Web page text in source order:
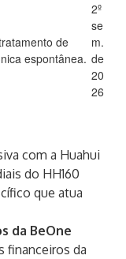
de
espontânea.
2º
se
m.
de
20
26
com a Huahui
do HH160
que atua
da BeOne
financeiros da